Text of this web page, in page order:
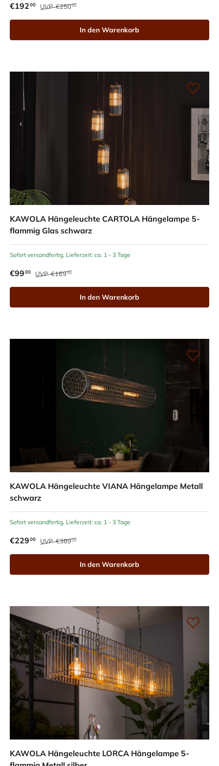
€19200 UVP€25000
In den Warenkorb
KAWOLA Hängeleuchte CARTOLA Hängelampe 5-
flammig Glas schwarz
Sofort versandfertig, Lieferzeit: ca. 1 - 3 Tage
€9900 UVP€16900
In den Warenkorb
KAWOLA Hängeleuchte VIANA Hängelampe Metall
schwarz
Sofort versandfertig, Lieferzeit: ca. 1 - 3 Tage
€22900 UVP€38900
In den Warenkorb
KAWOLA Hängeleuchte LORCA Hängelampe 5-